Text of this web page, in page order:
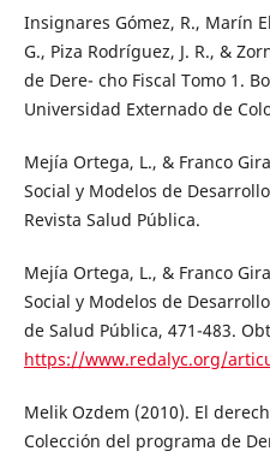
Insignares Gómez, R., Marín
G., Piza Rodríguez, J. R., &
de Dere- cho Fiscal Tomo 1.
Universidad Externado de
Mejía Ortega, L., & Franco
Social y Modelos de
Revista Salud Pública.
Mejía Ortega, L., & Franco
Social y Modelos de
de Salud Pública, 471-483.
https://www.redalyc.org/
Melik Ozdem (2010). El
Colección del programa de